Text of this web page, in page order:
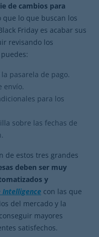
de cambios para
que lo que buscan los
Friday es acabar sus
revisando los
pasarela de pago.
envío.
para los
sobre las fechas de
de estos tres grandes
deben ser muy
y
Intelligence con las que
del mercado y la
mayores
satisfechos.